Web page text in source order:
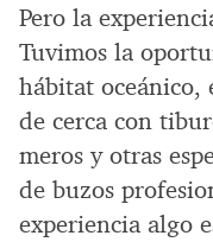
Pero la
Tuvimos la
hábitat
de cerca con
meros y otras
de buzos
experiencia algo